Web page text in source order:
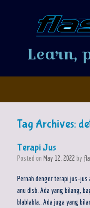
Learn,
Tag Archives:
Terapi Jus
Posted on May 12, 2022 by
Pernah denger terapi jus-jus
anu dlsb. Ada yang bilang,
blablabla.. Ada juga yang